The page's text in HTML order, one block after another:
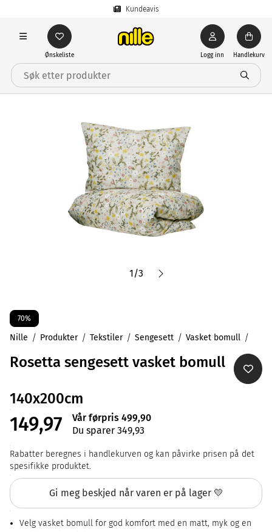
Kundeavis
Ønskeliste Logg inn Handlekurv
1/3
70%
Nille Produkter Tekstiler Sengesett Vasket bomull
Rosetta sengesett vasket bomull
140x200cm
149,97
Vår førpris 499,90
Du sparer 349,93
Rabatter beregnes i handlekurven og kan påvirke prisen på det
spesifikke produktet.
Gi meg beskjed når varen er på lager 💛
Velg vasket bomull for god komfort med en matt, myk og en